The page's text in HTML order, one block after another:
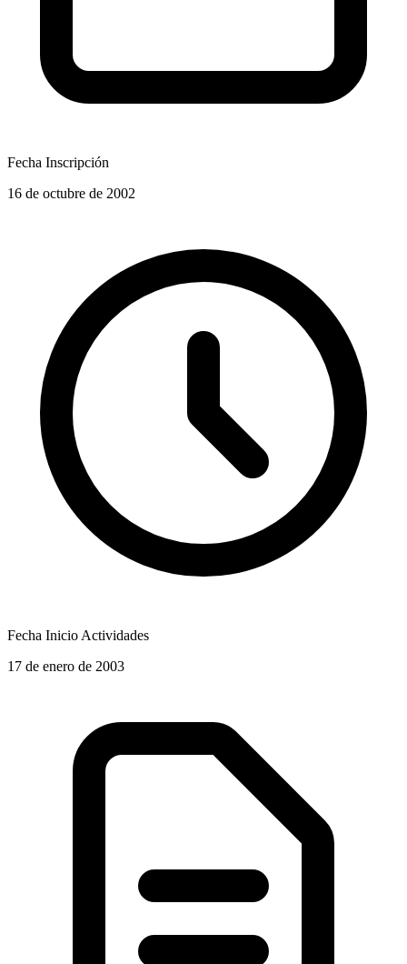
Fecha Inscripción
16 de octubre de 2002
Fecha Inicio Actividades
17 de enero de 2003